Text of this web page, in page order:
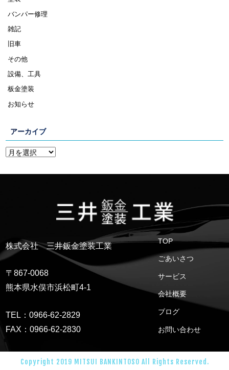
バンパー修理
雑記
旧車
その他
設備、工具
板金塗装
お知らせ
アーカイブ
株式会社 三井鈑金塗装工業
〒867-0068
熊本県水俣市浜松町4-1
TEL：0966-62-2829
FAX：0966-62-2830
TOP
ごあいさつ
サービス
会社概要
ブログ
お問い合わせ
Copyright 2019 MITSUI BANKINTOSO All Rights Reserved.